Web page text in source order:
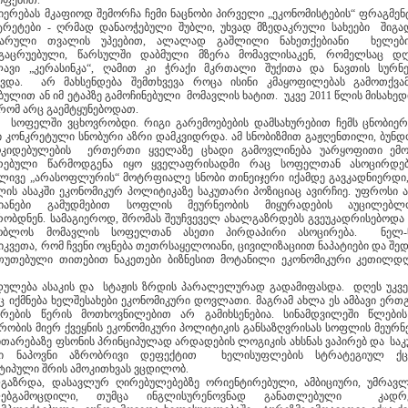
დეკლარაცია“
ადგილობრივი
მაჟორიტარმა კანდიდატებმა
„კარგი მმართველობის
დეკლარაციას“ საჯაროდ
ხელი მოაწერეს
პირველი
კონფერენცია
განვითარების
მკაფიოდ შემორჩა ჩემი ნაცნობი პირველი „ეკონომისტების“
- ღრმად დანაოჭებული შუბლი, უხვად მზედაკრული სახეები
თვალის უპეებით, ალალად გაშლილი ნახეთქებიანი
წარსულში დაბმული მზერა მომავლისაკენ, რომელსაც
„კერასინკა“, ღამით კი ჭრაქი მკრთალი შუქითა და ნავთის
არ მახსენდება შემთხვევა როცა ისინი კმაყოფილებას
ან იმ ეტაპზე გამოჩინებული მომავლის ხატით. უკვე 2011 წლის
არც გაემტყუნებოდათ.
სოფელში ვცხოვრობდი. რიგი გარემოებების დამსახურებით ჩემს
კონკრეტული სნობური აზრი დამკვიდრდა. ამ სნობიზმით გაჟღენთილი,
ერთერთი ყველაზე ცხადი გამოვლინება უარყოფითი
წარმოდგენა იყო ყველაფრისადმი რაც სოფელთან
„არასოფლურის“ მოტრფიალე სნობი თინეიჯერი იქამდე
ასაკში ეკონომიკურ პოლიტიკაზე საკუთარი პოზიციაც ავირჩიე. უფროსი
გამუდმებით სოფლის მეურნეობის მიყურადების
სამაგიეროდ, შრომას შეუჩვეველ ახალგაზრდებს გვეუკადრისებოდა
მომავლის სოფელთან ასეთი პირდაპირი ასოცირება. ნელ-
რომ ჩვენი ოცნება თეთრსაყელოიანი, ცივილიზაციით ნაპატიები და
თითებით ნაკეთები ბიზნესით მოტანილი ეკონომიკური
ასაკის და სტაჟის ზრდის პარალელურად გადამიფასდა. დღეს უკვე
იქმნება ხელშესახები ეკონომიკური დოვლათი. მაგრამ ახლა ეს ამბავი
წერის მოთხოვნილებით არ გამიხსენებია. სინამდვილეში
მიერ ქვეყნის ეკონომიკური პოლიტიკის განსაზღვრისას სოფლის
ფსონის პრინციპულად არდადების ლოგიკის ახსნას ვაპირებ და
ნაპოვნი აზრობრივი დეფექტით ხელისუფლების სტრატეგიულ
შრის ამოკითხვას ვცდილობ.
დასავლურ ღირებულებებზე ორიენტირებული, ამბიციური,
თუმცა ინგლისურენოვნად განათლებული